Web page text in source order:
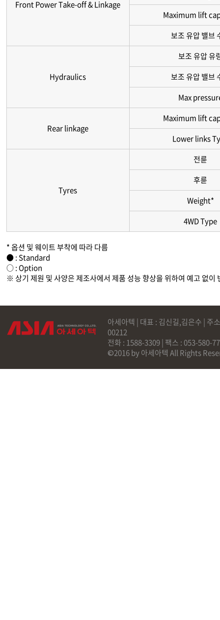
Front Power Take-off & Linkage
Maximum lift
보조 유압 밸브
Hydraulics
보조 유압 유
보조 유압 밸브
Max
Rear linkage
Maximum lift
Lower links
Tyres
전륜
후륜
Weight*
4WD Type
* 옵션 및 웨이트 부착에 따라 다름
● : Standard
○ : Option
※ 상기 제원 및 사양은 제조사에서 제품 성능 향상을 위하여 예고 없이
아세아텍 | 대표 : 김신길,김은수 | 주
00212
전화 : 1588-3309 | 팩스 : 053-580-
©2016 by 아세아텍 All Rights